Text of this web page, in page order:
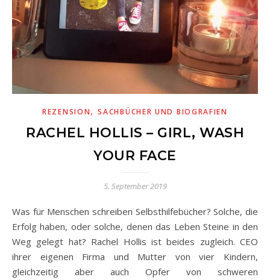
REZENSION,SACHBÜCHER UND BIOGRAFIEN
RACHEL HOLLIS – GIRL, WASH
YOUR FACE
5. September 2019
Was für Menschen schreiben Selbsthilfebücher? Solche, die
Erfolg haben, oder solche, denen das Leben Steine in den
Weg gelegt hat? Rachel Hollis ist beides zugleich. CEO
ihrer eigenen Firma und Mutter von vier Kindern,
gleichzeitig aber auch Opfer von schweren